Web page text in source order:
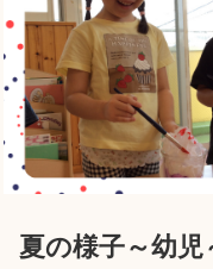
ホー
プラ
夏の様子～幼児